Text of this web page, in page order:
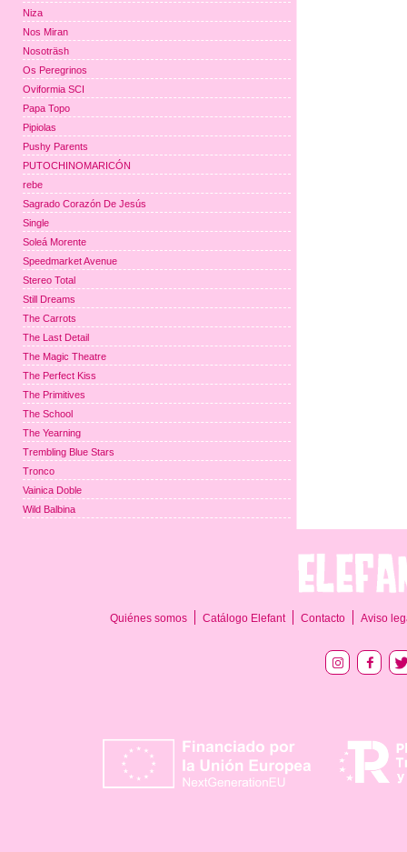
Niza
Nos Miran
Nosoträsh
Os Peregrinos
Oviformia SCI
Papa Topo
Pipiolas
Pushy Parents
PUTOCHINOMARICÓN
rebe
Sagrado Corazón De Jesús
Single
Soleá Morente
Speedmarket Avenue
Stereo Total
Still Dreams
The Carrots
The Last Detail
The Magic Theatre
The Perfect Kiss
The Primitives
The School
The Yearning
Trembling Blue Stars
Tronco
Vainica Doble
Wild Balbina
Quiénes somos Catálogo Elefant Contacto Aviso